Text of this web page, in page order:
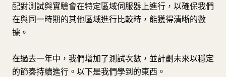
配對測試與實驗會在特定區域伺服器上進行，以確保我們
在與同一時期的其他區域進行比較時，能獲得清晰的數
據。
在過去一年中，我們增加了測試次數，並計劃未來以穩定
的節奏持續進行。以下是我們學到的東西。